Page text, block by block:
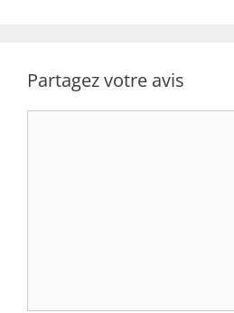
Partagez votre avis